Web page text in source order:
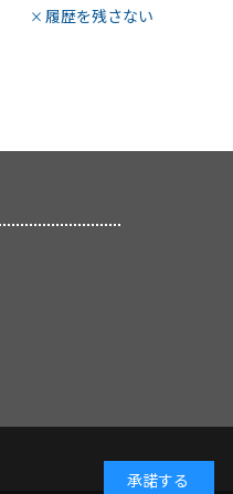
履歴を残さない
承諾する